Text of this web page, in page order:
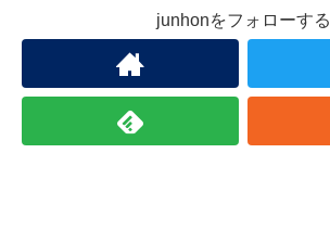
junhonをフォローする